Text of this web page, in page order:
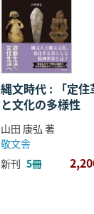
縄文時代 : 「定住
と文化の多様性
山田 康弘 著
敬文舎
新刊 5冊